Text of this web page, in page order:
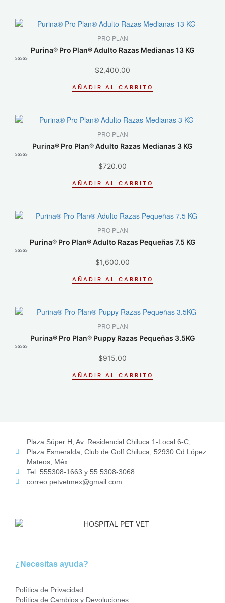
PRO PLAN
Purina® Pro Plan® Adulto Razas Medianas 13 KG
$2,400.00
AÑADIR AL CARRITO
PRO PLAN
Purina® Pro Plan® Adulto Razas Medianas 3 KG
$720.00
AÑADIR AL CARRITO
PRO PLAN
Purina® Pro Plan® Adulto Razas Pequeñas 7.5 KG
$1,600.00
AÑADIR AL CARRITO
PRO PLAN
Purina® Pro Plan® Puppy Razas Pequeñas 3.5KG
$915.00
AÑADIR AL CARRITO
¿Necesitas ayuda?
Política de Privacidad
Política de Cambios y Devoluciones
Plaza Súper H, Av. Residencial Chiluca 1-Local 6-C,
Plaza Esmeralda, Club de Golf Chiluca, 52930 Cd López
Mateos, Méx.
Tel. 555308-1663 y 55 5308-3068
correo:petvetmex@gmail.com